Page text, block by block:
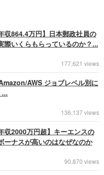
収864.4万円】日本郵政社員の
際いくらもらっているのか？...
177,621 views
AWS ジョブレベル別に
...
136,137 views
収2000万円超】キーエンスの
ーナスが高いのはなぜなのか
90,870 views